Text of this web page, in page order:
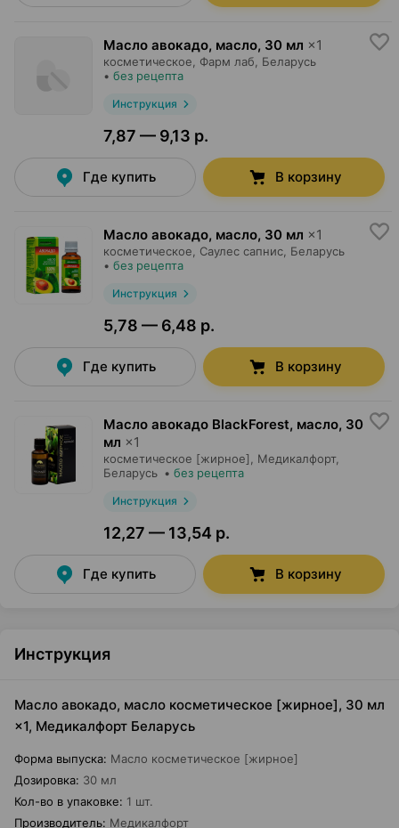
Масло авокадо, масло, 30 мл ×1
косметическое, Фарм лаб , Беларусь
• без рецепта
Инструкция
7,87 — 9,13 р.
Где купить В корзину
Масло авокадо, масло, 30 мл ×1
косметическое, Саулес сапнис , Беларусь
• без рецепта
Инструкция
5,78 — 6,48 р.
Где купить В корзину
Масло авокадо BlackForest, масло, 30
мл ×1
косметическое [жирное], Медикалфорт,
Беларусь • без рецепта
Инструкция
12,27 — 13,54 р.
Где купить В корзину
Инструкция
Масло авокадо, масло косметическое [жирное], 30 мл
×1, Медикалфорт Беларусь
Форма выпуска: Масло косметическое [жирное]
Дозировка: 30 мл
Кол-во в упаковке: 1 шт.
Производитель: Медикалфорт